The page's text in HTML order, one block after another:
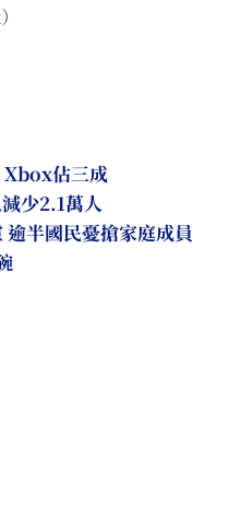
佔三成
少2.1萬人
半國民憂搶家庭成員